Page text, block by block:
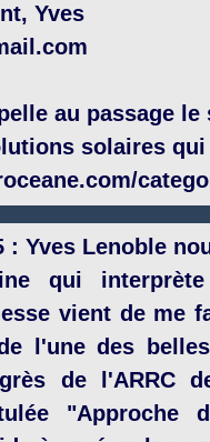
Yves
au passage
solaires qui
: Yves Lenoble
qui
vient de me
l'une des
de l'ARRC
"Approche